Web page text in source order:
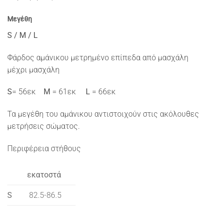
Μεγέθη
S / M / L
Φάρδος αμάνικου μετρημένο επίπεδα από μασχάλη
μέχρι μασχάλη
S= 56εκ M = 61εκ L = 66εκ
Τα μεγέθη του αμάνικου αντιστοιχούν στις ακόλουθες
μετρήσεις σώματος.
Περιφέρεια στήθους
εκατοστά
S 82.5-86.5